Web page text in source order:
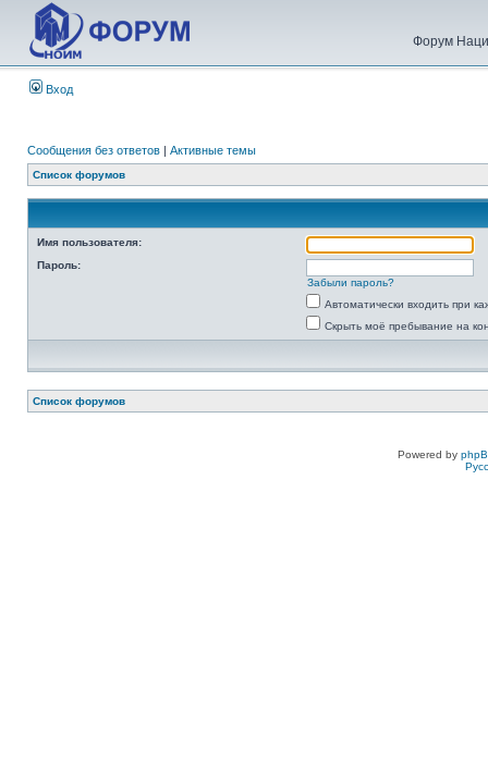
Форум
Вход
Сообщения без ответов | Активные темы
Список форумов
Имя пользователя:
Пароль:
Забыли пароль?
Автоматически входить при
Скрыть моё пребывание на
Список форумов
Powered by